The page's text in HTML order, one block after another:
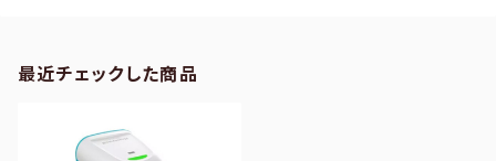
最近チェックした商品